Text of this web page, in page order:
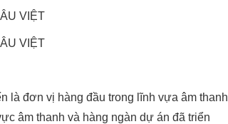
là đơn vị hàng đầu trong lĩnh vựa âm thanh
âm thanh và hàng ngàn dự án đã triển